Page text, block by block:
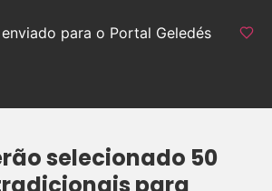
para o Portal Geledés
selecionado 50
para